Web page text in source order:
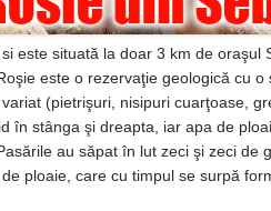
este situată la doar 3 km de
este o rezervaţie geologică cu
(pietrişuri, nisipuri cuarţoase,
în stânga şi dreapta, iar apa de
au săpat în lut zeci şi zeci
ploaie, care cu timpul se surpă